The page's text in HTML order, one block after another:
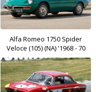
Alfa Romeo 1750 Spider
Veloce (105) (NA) '1968 - 70